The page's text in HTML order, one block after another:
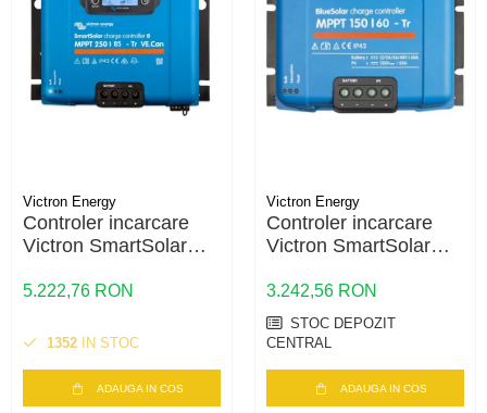
Victron Energy
Controler incarcare
Victron SmartSolar
VE.Can – 85A, 250V,
maxima
5.222,76 RON
1352 IN STOC
ADAUGA IN COS
Victron Energy
Controler incarcare
Victron SmartSolar
60A, 150V, Bluetooth,
eficienta maxima
3.242,56 RON
STOC DEPOZIT
CENTRAL
ADAUGA IN COS